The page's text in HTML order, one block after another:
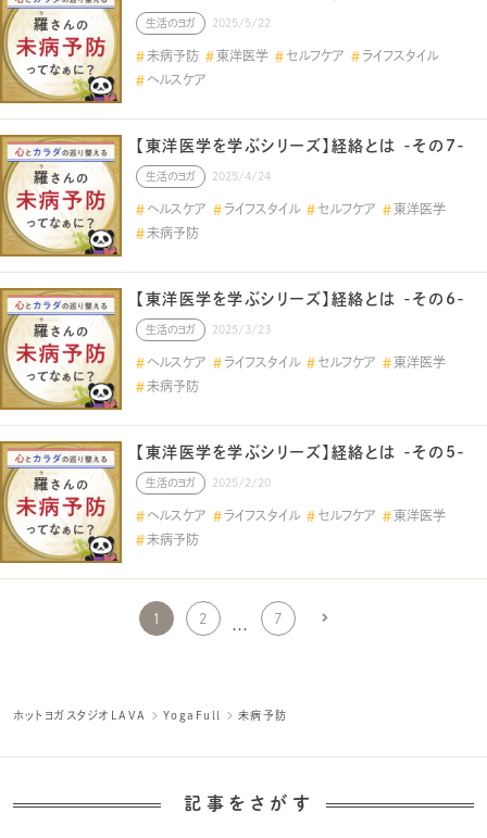
生活のヨガ 2025/5/22
未病予防 東洋医学 セルフケア
ライフスタイル
ヘルスケア
【東洋医学を学ぶシリーズ】経絡とは -その7-
生活のヨガ 2025/4/24
ヘルスケア ライフスタイル セルフケア
東洋医学
未病予防
【東洋医学を学ぶシリーズ】経絡とは -その6-
生活のヨガ 2025/3/23
ヘルスケア ライフスタイル セルフケア
東洋医学
未病予防
【東洋医学を学ぶシリーズ】経絡とは -その5-
生活のヨガ 2025/2/20
ヘルスケア ライフスタイル セルフケア
東洋医学
未病予防
1 2
…
7
ホットヨガスタジオLAVA YogaFull 未病予防
記事をさがす